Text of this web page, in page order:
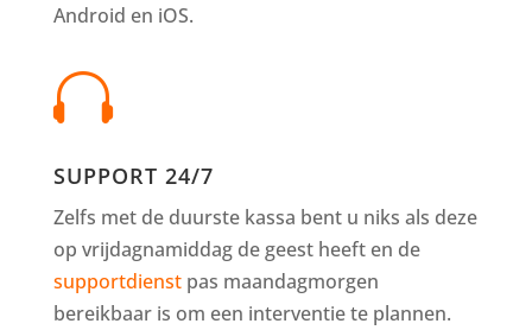
Android en iOS.

SUPPORT 24/7
Zelfs met de duurste kassa bent u niks als deze
op vrijdagnamiddag de geest heeft en de
supportdienstpas maandagmorgen
bereikbaar is om een interventie te plannen.